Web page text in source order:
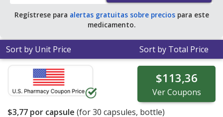
Regístrese para alertas gratuitas sobre preciospara este
medicamento.
Sort by Unit Price Sort by Total Price
$113,36
VerCoupons
$3,77 por capsule (for30 capsules, bottle)